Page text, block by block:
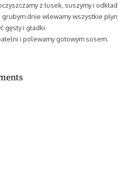
z łusek, suszymy i
dnie wlewamy wszystkie
gęsty i gładki.
i polewamy gotowym sosem.